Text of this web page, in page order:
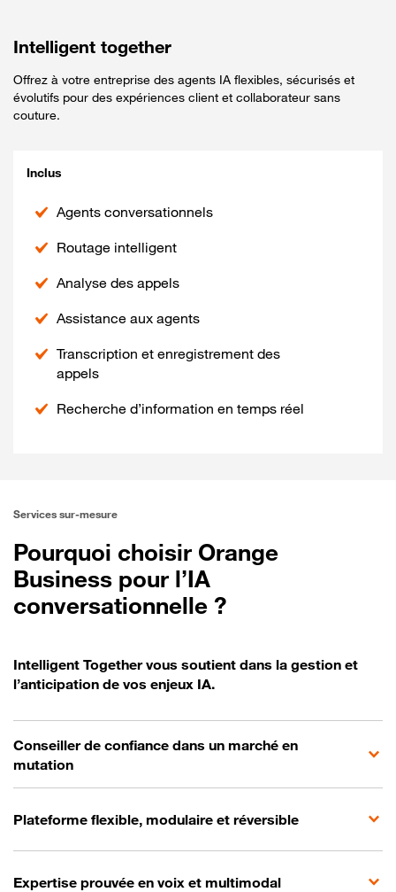
Intelligent together
Offrez à votre entreprise des agents IA flexibles, sécurisés et
évolutifs pour des expériences client et collaborateur sans
couture.
Inclus
Agents conversationnels
Routage intelligent
Analyse des appels
Assistance aux agents
Transcription et enregistrement des
appels
Recherche d’information en temps réel
Services sur-mesure
Pourquoi choisir Orange
Business pour l’IA
conversationnelle ?
Intelligent Together vous soutient dans la gestion et
l’anticipation de vos enjeux IA.
Conseiller de confiance dans un marché en
mutation
Plateforme flexible, modulaire et réversible
Expertise prouvée en voix et multimodal